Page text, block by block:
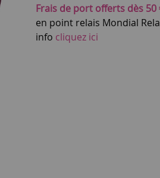
Frais de port offerts dès 50
en point relais Mondial
info cliquez ici